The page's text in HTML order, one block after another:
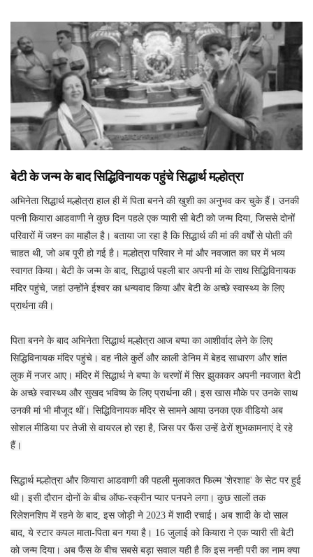
बेटी के जन्म के बाद सिद्धिविनायक पहुंचे सिद्धार्थ मल्होत्रा
अभिनेता सिद्धार्थ मल्होत्रा हाल ही में पिता बनने की खुशी का अनुभव कर चुके हैं। उनकी
पत्नी कियारा आडवाणी ने कुछ दिन पहले एक प्यारी सी बेटी को जन्म दिया, जिससे दोनों
परिवारों में जश्न का माहौल है। बताया जा रहा है कि सिद्धार्थ की मां की वर्षों से पोती की
चाहत थी, जो अब पूरी हो गई है। मल्होत्रा परिवार ने मां और नवजात का घर में भव्य
स्वागत किया। बेटी के जन्म के बाद, सिद्धार्थ पहली बार अपनी मां के साथ सिद्धिविनायक
मंदिर पहुंचे, जहां उन्होंने ईश्वर का धन्यवाद किया और बेटी के अच्छे स्वास्थ्य के लिए
प्रार्थना की।
पिता बनने के बाद अभिनेता सिद्धार्थ मल्होत्रा आज बप्पा का आशीर्वाद लेने के लिए
सिद्धिविनायक मंदिर पहुंचे। वह नीले कुर्ते और काली डेनिम में बेहद साधारण और शांत
लुक में नजर आए। मंदिर में सिद्धार्थ ने बप्पा के चरणों में सिर झुकाकर अपनी नवजात बेटी
के अच्छे स्वास्थ्य और सुखद भविष्य के लिए प्रार्थना की। इस खास मौके पर उनके साथ
उनकी मां भी मौजूद थीं। सिद्धिविनायक मंदिर से सामने आया उनका एक वीडियो अब
सोशल मीडिया पर तेजी से वायरल हो रहा है, जिस पर फैंस उन्हें ढेरों शुभकामनाएं दे रहे
हैं।
सिद्धार्थ मल्होत्रा और कियारा आडवाणी की पहली मुलाकात फिल्म 'शेरशाह' के सेट पर हुई
थी। इसी दौरान दोनों के बीच ऑफ-स्क्रीन प्यार पनपने लगा। कुछ सालों तक
रिलेशनशिप में रहने के बाद, इस जोड़ी ने 2023 में शादी रचाई। अब शादी के दो साल
बाद, ये स्टार कपल माता-पिता बन गया है। 16 जुलाई को कियारा ने एक प्यारी सी बेटी
को जन्म दिया। अब फैंस के बीच सबसे बड़ा सवाल यही है कि इस नन्ही परी का नाम क्या